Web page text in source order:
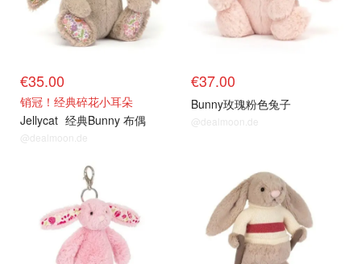
€35.00
销冠！经典碎花小耳朵
Jellycat 经典Bunny 布偶
@dealmoon.de
€37.00
Bunny玫瑰粉色兔子
@dealmoon.de